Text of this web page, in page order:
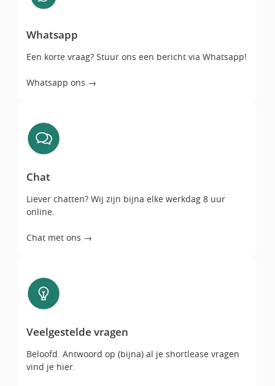
Whatsapp
Een korte vraag? Stuur ons een bericht via Whatsapp!
Whatsapp ons →
Chat
Liever chatten? Wij zijn bijna elke werkdag 8 uur
online.
Chat met ons →
Veelgestelde vragen
Beloofd. Antwoord op (bijna) al je shortlease vragen
vind je hier.